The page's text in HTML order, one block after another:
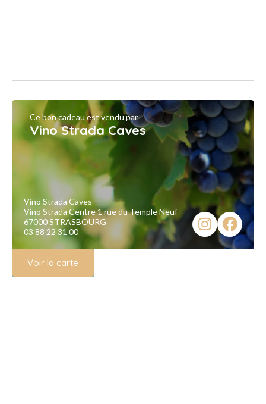
Ce bon cadeau est vendu par
Vino Strada Caves
Vino Strada Caves
Vino Strada Centre 1 rue du Temple Neuf
67000 STRASBOURG
03 88 22 31 00
Voir la carte